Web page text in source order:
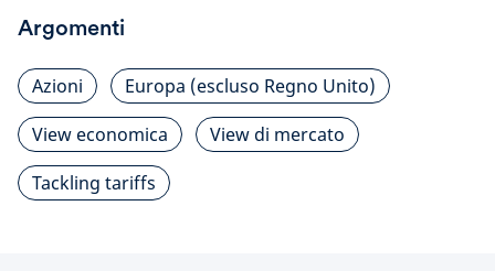
Argomenti
Azioni
Europa (escluso Regno Unito)
View economica
View di mercato
Tackling tariffs